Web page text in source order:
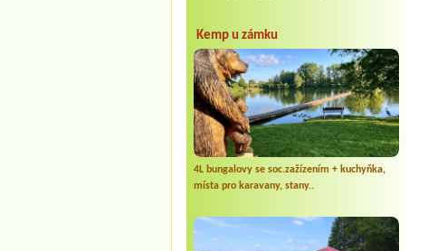
Kemp u zámku
4L bungalovy se soc.zažízením + kuchyňka,
místa pro karavany, stany..